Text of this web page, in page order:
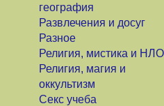
география
Развлечения и досуг
Разное
Религия, мистика и НЛО
Религия, магия и
оккультизм
Секс учеба